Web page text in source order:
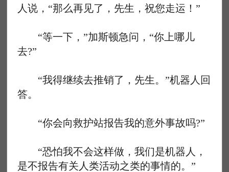
人说，“那么再见了，先生，祝您走运！”
“等一下，”加斯顿急问，“你上哪儿
去?”
“我得继续去推销了，先生。”机器人回
答。
“你会向救护站报告我的意外事故吗?”
“恐怕我不会这样做，我们是机器人，
是不报告有关人类活动之类的事情的。”